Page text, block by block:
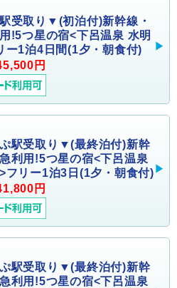
受取り▼(初泊付)新幹線・
!5つ星の宿<下呂温泉 水明
ー1泊4日間(1夕・朝食付)
円
駅受取り▼(最終泊付)新幹
利用!5つ星の宿<下呂温泉
フリー1泊3日(1夕・朝食付)
円
駅受取り▼(最終泊付)新幹
利用!5つ星の宿<下呂温泉